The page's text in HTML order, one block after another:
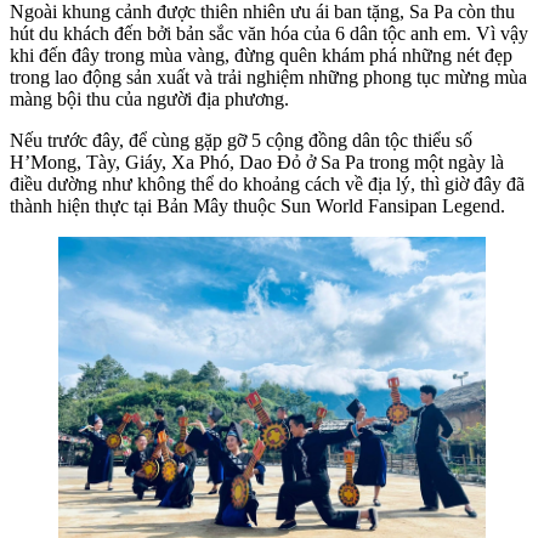
Ngoài khung cảnh được thiên nhiên ưu ái ban tặng, Sa Pa còn thu
hút du khách đến bởi bản sắc văn hóa của 6 dân tộc anh em. Vì vậy
khi đến đây trong mùa vàng, đừng quên khám phá những nét đẹp
trong lao động sản xuất và trải nghiệm những phong tục mừng mùa
màng bội thu của người địa phương.
Nếu trước đây, để cùng gặp gỡ 5 cộng đồng dân tộc thiểu số
H’Mong, Tày, Giáy, Xa Phó, Dao Đỏ ở Sa Pa trong một ngày là
điều dường như không thể do khoảng cách về địa lý, thì giờ đây đã
thành hiện thực tại Bản Mây thuộc Sun World Fansipan Legend.